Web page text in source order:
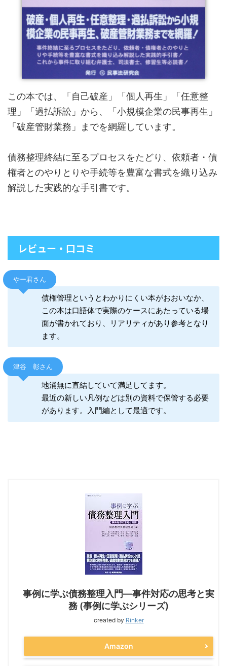
この本では、「自己破産」「個人再生」「任意整
理」「過払訴訟」から、「小規模企業の民事再生」
「破産管財業務」までを網羅しています。
債務整理終結に至るプロセスをたどり、依頼者・債
権者とのやりとりや手続等を豊富な書式を織り込み
解説した実践的な手引書です。
レビュー・口コミ
やー君さん
債権管理というとわかりにくい本がおおいなか、
この本は口語体で実際のケースにあたっている場
面が書かれており、リアリティがあり参考となり
ます。
津谷 彰さん
地涌無に直結していて満足してます。
最近の新しい凡例などは別の資料で保管する必要
があります。入門編として最適です。
事例に学ぶ債務整理入門―事件対応の思考と実
務 (事例に学ぶシリーズ)
created by Rinker
Amazon